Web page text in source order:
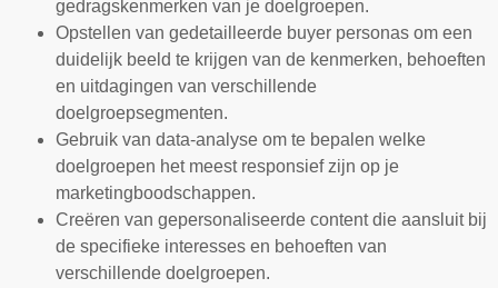
gedragskenmerken van je doelgroepen.
Opstellen van gedetailleerde buyer personas om een
duidelijk beeld te krijgen van de kenmerken, behoeften
en uitdagingen van verschillende
doelgroepsegmenten.
Gebruik van data-analyse om te bepalen welke
doelgroepen het meest responsief zijn op je
marketingboodschappen.
Creëren van gepersonaliseerde content die aansluit bij
de specifieke interesses en behoeften van
verschillende doelgroepen.